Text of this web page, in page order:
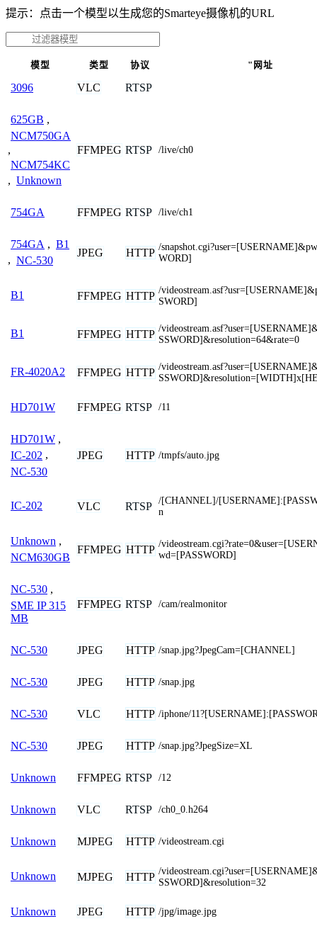
提示：点击一个模型以生成您的Smarteye摄像机的URL
模型 类型 协议 "网址
3096 VLC RTSP
625GB ,
NCM750GA
,
NCM754KC
, Unknown
FFMPEG RTSP /live/ch0
754GA FFMPEG RTSP /live/ch1
754GA , B1
, NC-530
JPEG HTTP /
WORD]
B1 FFMPEG HTTP /
SWORD]
B1 FFMPEG HTTP /
SSWORD]&resolution=64&rate=0
FR-4020A2 FFMPEG HTTP /
HD701W FFMPEG RTSP /11
HD701W ,
IC-202 ,
NC-530
JPEG HTTP /tmpfs/auto.jpg
IC-202 VLC RTSP /[CHANNEL]/
n
Unknown ,
NCM630GB
FFMPEG HTTP /
wd=[PASSWORD]
NC-530 ,
SME IP 315
MB
FFMPEG RTSP /cam/realmonitor
NC-530 JPEG HTTP /snap.jpg?JpegCam=[CHANNEL]
NC-530 JPEG HTTP /snap.jpg
NC-530 VLC HTTP /iphone/
NC-530 JPEG HTTP /snap.jpg?JpegSize=XL
Unknown FFMPEG RTSP /12
Unknown VLC RTSP /ch0_0.h264
Unknown MJPEG HTTP /videostream.cgi
Unknown MJPEG HTTP /
SSWORD]&resolution=32
Unknown JPEG HTTP /jpg/image.jpg